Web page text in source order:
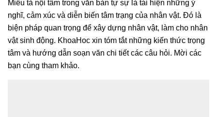
Miêu tả nội tâm trong văn bản tự sự là tái hiện những ý
nghĩ, cảm xúc và diễn biến tâm trạng của nhân vật. Đó là
biện pháp quan trọng để xây dựng nhân vật, làm cho nhân
vật sinh động. KhoaHoc xin tóm tắt những kiến thức trọng
tâm và hướng dẫn soạn văn chi tiết các câu hỏi. Mời các
bạn cùng tham khảo.